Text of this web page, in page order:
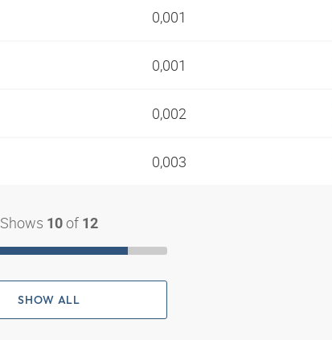
0,001
0,001
0,002
0,003
Shows 10 of 12
SHOW ALL